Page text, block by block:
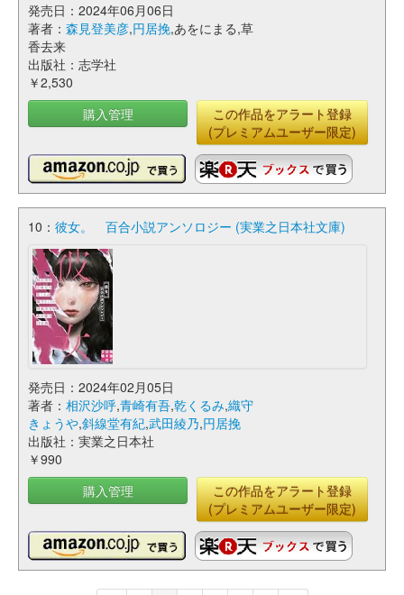
発売日：2024年06月06日
著者： 森見登美彦,円居挽,あをにまる,草
香去来
出版社：志学社
￥2,530
購入管理
この作品をアラート登録
(プレミアムユーザー限定)
10： 彼女。 百合小説アンソロジー (実業之日本社文庫)
発売日：2024年02月05日
著者： 相沢沙呼,青崎有吾,乾くるみ,織守
きょうや,斜線堂有紀,武田綾乃,円居挽
出版社：実業之日本社
￥990
購入管理
この作品をアラート登録
(プレミアムユーザー限定)